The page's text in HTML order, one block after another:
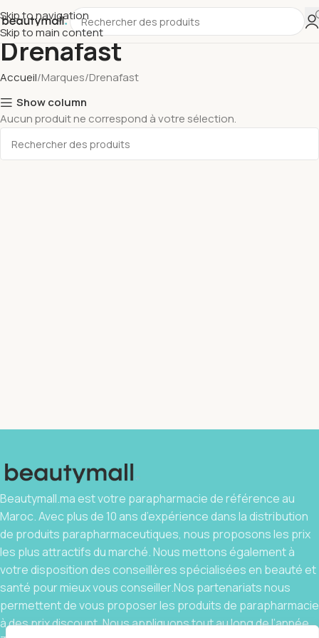
Skip to navigation
Skip to main content
Drenafast
Accueil Marques Drenafast
Show column
Aucun produit ne correspond à votre sélection.
Beautymall.ma est votre parapharmacie de référence au
Maroc. Avec plus de 10 ans d’expérience dans la distribution
de produits parapharmaceutiques, nous proposons les prix
les plus attractifs du marché. Nous mettons également à
votre disposition des conseillères spécialisées en beauté et
santé pour mieux vous conseiller.Nos partenariats nous
permettent de vous proposer les produits de parapharmacie
à des prix discount. Nous appliquons tout au long de l’année